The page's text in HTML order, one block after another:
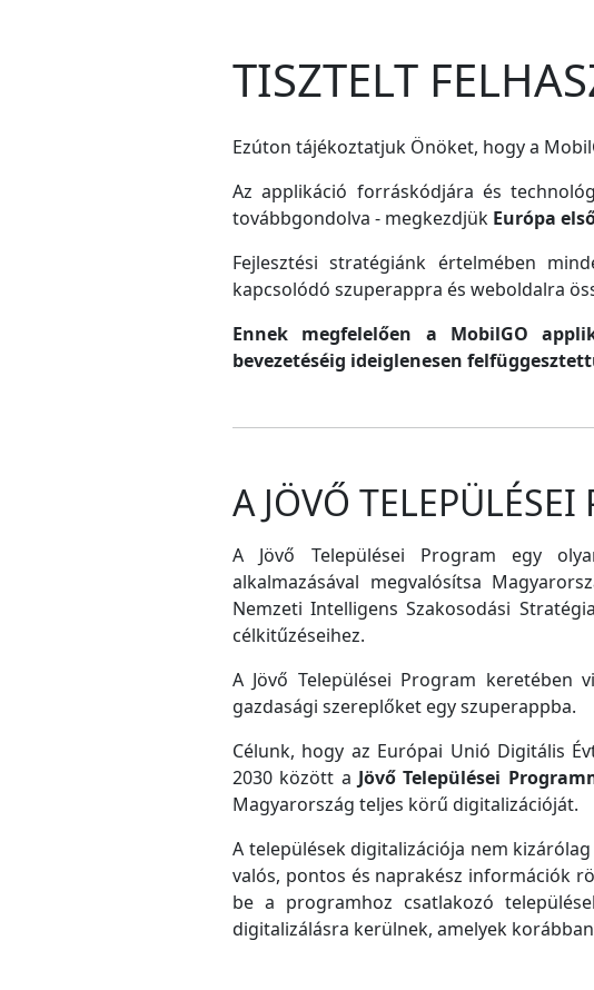
TISZTELT
Ezúton tájékoztatjuk Önöket, hogy a
Az applikáció forráskódjára és
továbbgondolva - megkezdjük Európa
Fejlesztési stratégiánk értelmében
kapcsolódó szuperappra és weboldalra
Ennek megfelelően a MobilGO
bevezetéséig ideiglenesen
A JÖVŐ
A Jövő Települései Program egy
alkalmazásával megvalósítsa
Nemzeti Intelligens Szakosodási
célkitűzéseihez.
A Jövő Települései Program keretében
gazdasági szereplőket egy szuperappba.
Célunk, hogy az Európai Unió Digitális
2030 között a Jövő Települései
Magyarország teljes körű digitalizációját.
A települések digitalizációja nem
valós, pontos és naprakész információk
be a programhoz csatlakozó
digitalizálásra kerülnek, amelyek